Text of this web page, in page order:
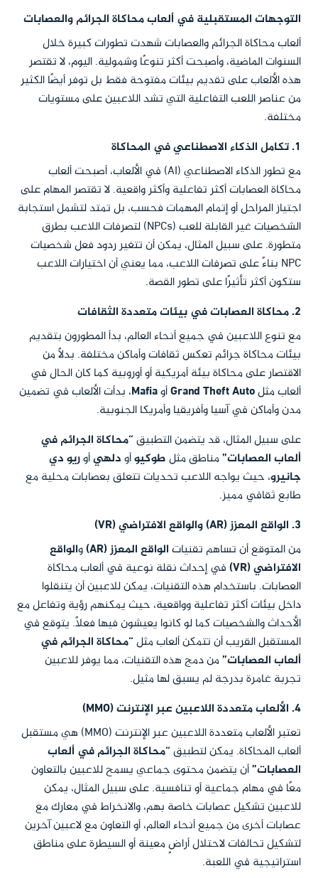
التوجهات المستقبلية في ألعاب محاكاة الجرائم والعصابات
ألعاب محاكاة الجرائم والعصابات شهدت تطورات كبيرة خلال
السنوات الماضية، وأصبحت أكثر تنوعًا وشمولية. اليوم، لا تقتصر
هذه الألعاب على تقديم بيئات مفتوحة فقط بل توفر أيضًا الكثير
من عناصر اللعب التفاعلية التي تشد اللاعبين على مستويات
مختلفة.
1. تكامل الذكاء الاصطناعي في المحاكاة
مع تطور الذكاء الاصطناعي (AI) في الألعاب، أصبحت ألعاب
محاكاة العصابات أكثر تفاعلية وأكثر واقعية. لا تقتصر المهام على
اجتياز المراحل أو إتمام المهمات فحسب، بل تمتد لتشمل استجابة
الشخصيات غير القابلة للعب (NPCs) لتصرفات اللاعب بطرق
متطورة. على سبيل المثال، يمكن أن تتغير ردود فعل شخصيات
NPC بناءً على تصرفات اللاعب، مما يعني أن اختيارات اللاعب
ستكون أكثر تأثيرًا على تطور القصة.
2. محاكاة العصابات في بيئات متعددة الثقافات
مع تنوع اللاعبين في جميع أنحاء العالم، بدأ المطورون بتقديم
بيئات محاكاة جرائم تعكس ثقافات وأماكن مختلفة. بدلاً من
الاقتصار على محاكاة بيئة أمريكية أو أوروبية كما كان الحال في
ألعاب مثلGrand Theft AutoأوMafia، بدأت الألعاب في تضمين
مدن وأماكن في آسيا وأفريقيا وأمريكا الجنوبية.
على سبيل المثال، قد يتضمن التطبيق“محاكاة الجرائم في
ألعاب العصابات”مناطق مثلطوكيوأودلهيأوريو دي
جانيرو، حيث يواجه اللاعب تحديات تتعلق بعصابات محلية مع
طابع ثقافي مميز.
3. الواقع المعزز (AR) والواقع الافتراضي (VR)
من المتوقع أن تساهم تقنياتالواقع المعزز (AR) والواقع
الافتراضي (VR)
في إحداث نقلة نوعية في ألعاب محاكاة
العصابات. باستخدام هذه التقنيات، يمكن للاعبين أن يتنقلوا
داخل بيئات أكثر تفاعلية وواقعية، حيث يمكنهم رؤية وتفاعل مع
الأحداث والشخصيات كما لو كانوا يعيشون فيها فعلاً. يتوقع في
المستقبل القريب أن تتمكن ألعاب مثل“محاكاة الجرائم في
ألعاب العصابات”من دمج هذه التقنيات، مما يوفر للاعبين
تجربة غامرة بدرجة لم يسبق لها مثيل.
4. الألعاب متعددة اللاعبين عبر الإنترنت (MMO)
تعتبر الألعاب متعددة اللاعبين عبر الإنترنت (MMO) هي مستقبل
ألعاب المحاكاة. يمكن لتطبيق“محاكاة الجرائم في ألعاب
العصابات”أن يتضمن محتوى جماعي يسمح للاعبين بالتعاون
معًا في مهام جماعية أو تنافسية. على سبيل المثال، يمكن
للاعبين تشكيل عصابات خاصة بهم، والانخراط في معارك مع
عصابات أخرى من جميع أنحاء العالم، أو التعاون مع لاعبين آخرين
لتشكيل تحالفات لاحتلال أراضٍ معينة أو السيطرة على مناطق
استراتيجية في اللعبة.